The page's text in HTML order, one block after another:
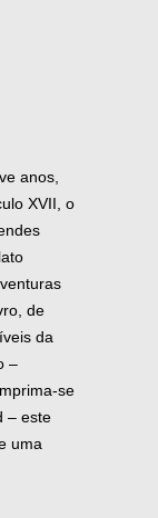
anos,
XVII, o
de
da
–
se
– este
uma